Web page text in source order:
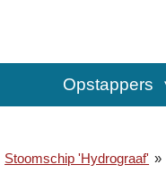
Opstappers
Stoomschip 'Hydrograaf' »